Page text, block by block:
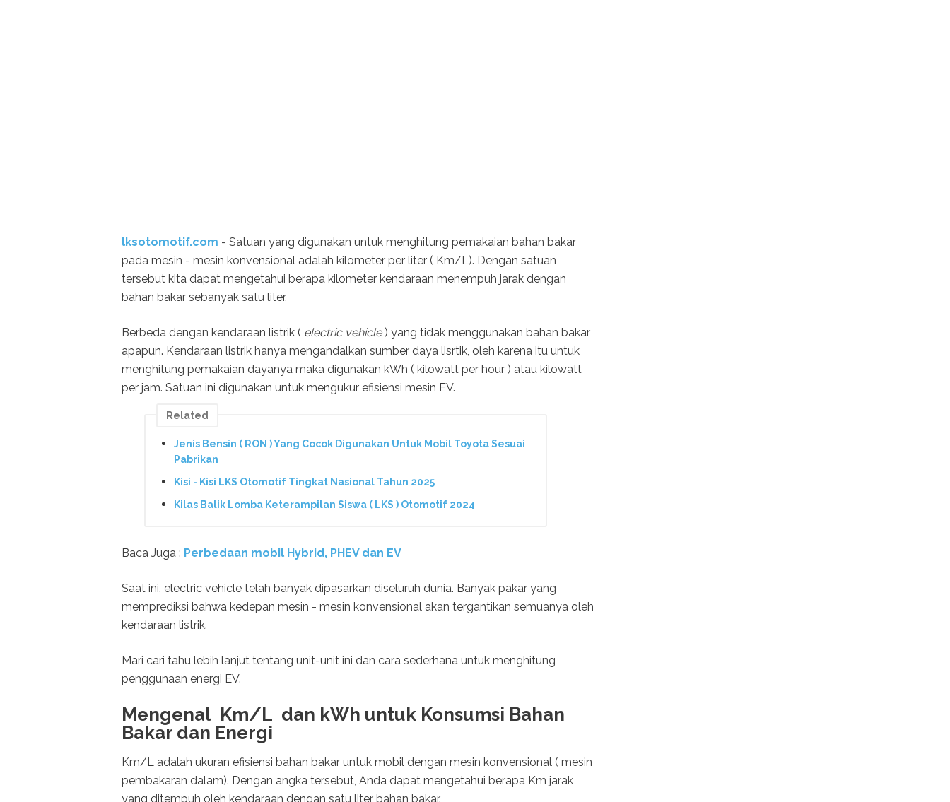
lksotomotif.com - Satuan yang digunakan untuk menghitung pemakaian bahan bakar
pada mesin - mesin konvensional adalah kilometer per liter ( Km/L). Dengan satuan
tersebut kita dapat mengetahui berapa kilometer kendaraan menempuh jarak dengan
bahan bakar sebanyak satu liter.
Berbeda dengan kendaraan listrik ( electric vehicle) yang tidak menggunakan bahan bakar
apapun. Kendaraan listrik hanya mengandalkan sumber daya lisrtik, oleh karena itu untuk
menghitung pemakaian dayanya maka digunakan kWh ( kilowatt per hour ) atau kilowatt
per jam. Satuan ini digunakan untuk mengukur efisiensi mesin EV.
Related
Jenis Bensin ( RON ) Yang Cocok Digunakan Untuk Mobil Toyota Sesuai
Pabrikan
Kisi - Kisi LKS Otomotif Tingkat Nasional Tahun 2025
Kilas Balik Lomba Keterampilan Siswa ( LKS ) Otomotif 2024
Baca Juga : Perbedaan mobil Hybrid, PHEV dan EV
Saat ini, electric vehicle telah banyak dipasarkan diseluruh dunia. Banyak pakar yang
memprediksi bahwa kedepan mesin - mesin konvensional akan tergantikan semuanya oleh
kendaraan listrik.
Mari cari tahu lebih lanjut tentang unit-unit ini dan cara sederhana untuk menghitung
penggunaan energi EV.
Mengenal Km/L dan kWh untuk Konsumsi Bahan
Bakar dan Energi
Km/L adalah ukuran efisiensi bahan bakar untuk mobil dengan mesin konvensional ( mesin
pembakaran dalam). Dengan angka tersebut, Anda dapat mengetahui berapa Km jarak
yang ditempuh oleh kendaraan dengan satu liter bahan bakar.